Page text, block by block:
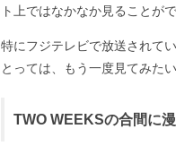
ト上ではなかなか見ることが
特にフジテレビで放送されて
とっては、もう一度見てみた
TWO WEEKSの合間に